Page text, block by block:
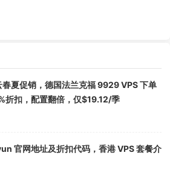
春夏促销，德国法兰克福 9929 VPS 下单
折扣，配置翻倍，仅$19.12/季
官网地址及折扣代码，香港 VPS 套餐介